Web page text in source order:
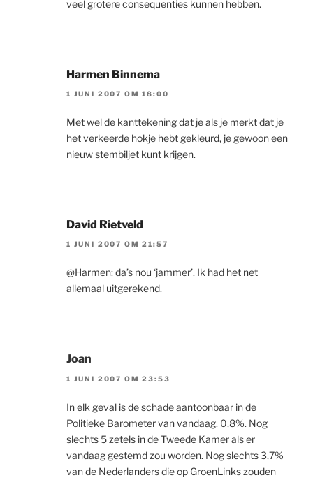
veel grotere consequenties kunnen hebben.
Harmen Binnema
1 JUNI 2007 OM 18:00
Met wel de kanttekening dat je als je merkt dat je
het verkeerde hokje hebt gekleurd, je gewoon een
nieuw stembiljet kunt krijgen.
David Rietveld
1 JUNI 2007 OM 21:57
@Harmen: da’s nou ‘jammer’. Ik had het net
allemaal uitgerekend.
Joan
1 JUNI 2007 OM 23:53
In elk geval is de schade aantoonbaar in de
Politieke Barometer van vandaag. 0,8%. Nog
slechts 5 zetels in de Tweede Kamer als er
vandaag gestemd zou worden. Nog slechts 3,7%
van de Nederlanders die op GroenLinks zouden